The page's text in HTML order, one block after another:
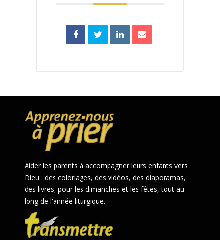
Aider les parents à accompagner leurs enfants vers
Dieu : des coloriages, des vidéos, des diaporamas,
des livres, pour les dimanches et les fêtes, tout au
long de l'année liturgique.